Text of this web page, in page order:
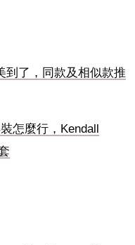
到了，同款及相似款推
怎麼行，Kendall